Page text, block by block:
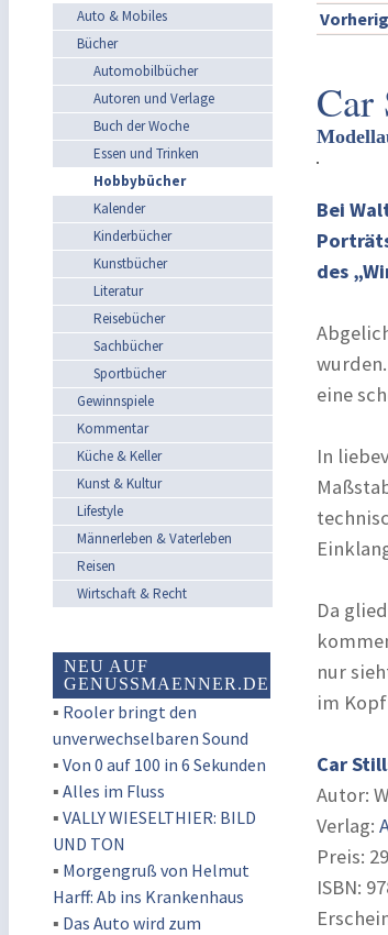
Auto & Mobiles
Bücher
Automobilbücher
Autoren und Verlage
Buch der Woche
Essen und Trinken
Hobbybücher
Kalender
Kinderbücher
Kunstbücher
Literatur
Reisebücher
Sachbücher
Sportbücher
Gewinnspiele
Kommentar
Küche & Keller
Kunst & Kultur
Lifestyle
Männerleben & Vaterleben
Reisen
Wirtschaft & Recht
NEU AUF
GENUSSMAENNER.DE
▪ Rooler bringt den
unverwechselbaren Sound
▪ Von 0 auf 100 in 6 Sekunden
▪ Alles im Fluss
▪ VALLY WIESELTHIER: BILD
UND TON
▪ Morgengruß von Helmut
Harff: Ab ins Krankenhaus
▪ Das Auto wird zum
Car
Bei
des
eine
In
Da
nur
im
Car
Autor:
Verlag:
Preis:
ISBN: